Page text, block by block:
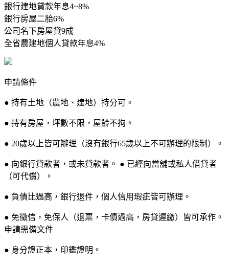
銀行建地貸款年息4~8%
銀行房屋二胎6%
公司名下房屋貸9成
全省農建地個人貸款年息4%
申請條件
● 持有土地（農地、建地）持分可。
● 持有房屋，坪數不限，屋齡不拘。
● 20歲以上皆可辦理（沒有銀行65歲以上不可辦理的限制）。
● 向銀行貸款者，或未貸款者。 ● 已經向當舖或私人借貸者
（可代償）。
● 負債比過高，銀行退件，個人信用瑕疵皆可辦理。
● 免徵信，免保人（退票，卡債過高，房貸遲繳）皆可承作。
申請需備文件
● 身分證正本，印鑑證明。